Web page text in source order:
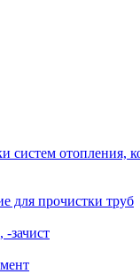
систем отопления,
для прочистки труб
зачист